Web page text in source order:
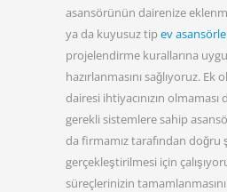
asansörünün dairenize
ya da kuyusuz tip ev
projelendirme kurallarına
hazırlanmasını sağlıyoruz. Ek
dairesi ihtiyacınızın
gerekli sistemlere sahip
da firmamız tarafından doğru
gerçekleştirilmesi için
süreçlerinizin